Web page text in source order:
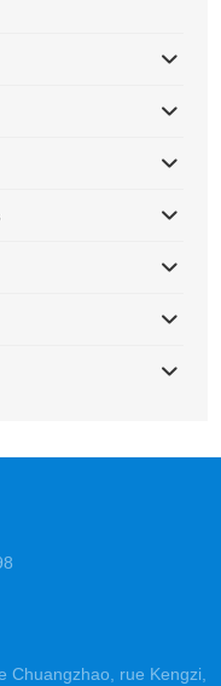
Chuangzhao, rue Kengzi,